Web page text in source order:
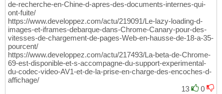
de-recherche-en-Chine-d-apres-des-documents-internes-qui-
ont-fuite/
https://www.developpez.com/actu/219091/Le-lazy-loading-d-
images-et-iframes-debarque-dans-Chrome-Canary-pour-des-
vitesses-de-chargement-de-pages-Web-en-hausse-de-18-a-35-
pourcent/
https://www.developpez.com/actu/217493/La-beta-de-Chrome-
69-est-disponible-et-s-accompagne-du-support-experimental-
du-codec-video-AV1-et-de-la-prise-en-charge-des-encoches-d-
affichage/
13
0